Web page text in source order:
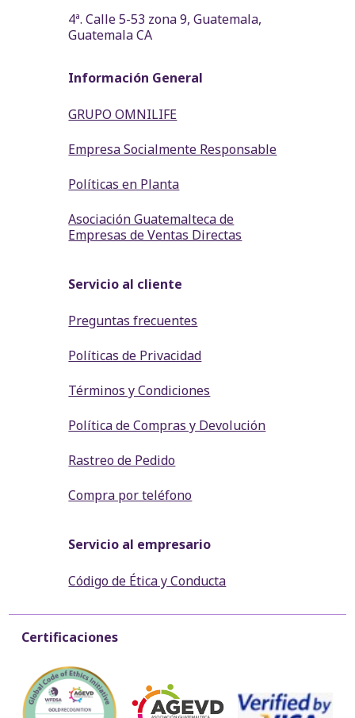
4ª. Calle 5-53 zona 9, Guatemala,
Guatemala CA
Información General
GRUPO OMNILIFE
Empresa Socialmente Responsable
Políticas en Planta
Asociación Guatemalteca de
Empresas de Ventas Directas
Servicio al cliente
Preguntas frecuentes
Políticas de Privacidad
Términos y Condiciones
Política de Compras y Devolución
Rastreo de Pedido
Compra por teléfono
Servicio al empresario
Código de Ética y Conducta
Certificaciones